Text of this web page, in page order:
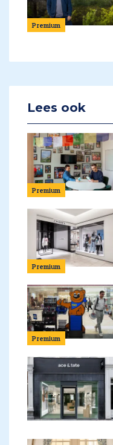
Premium
Lees ook
Premium
Premium
Premium